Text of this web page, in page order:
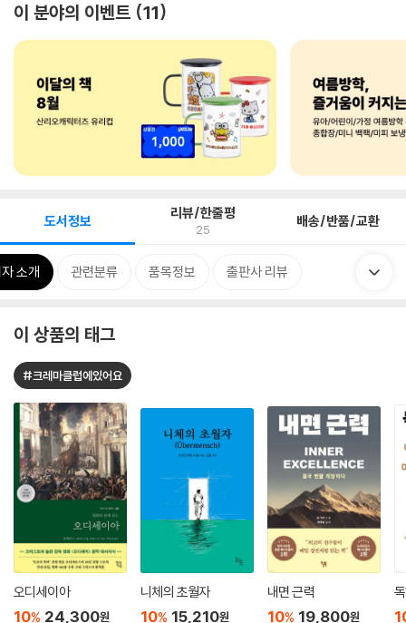
이 분야의 이벤트 11
도서정보 리뷰/한줄평
25 배송/반품/교환
소개 관련분류 품목정보 출판사 리뷰
이 상품의 태그
#크레마클럽에있어요
오디세이아
10% 24,300원
니체의 초월자
10% 15,210원
내면 근력
10% 19,800원